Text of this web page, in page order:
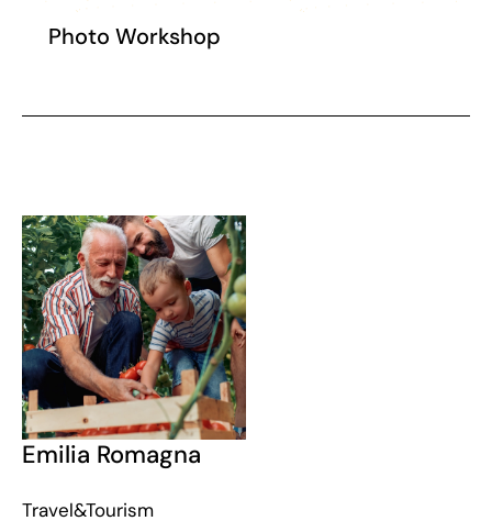
Photo Workshop
Emilia Romagna
Travel&Tourism